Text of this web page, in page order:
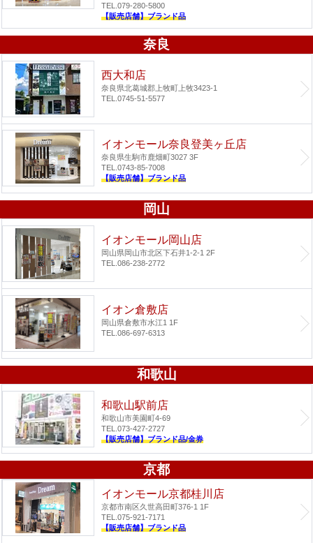
TEL.079-280-5800
【販売店舗】ブランド品
奈良
西大和店
奈良県北葛城郡上牧町上牧3423-1
TEL.0745-51-5577
イオンモール奈良登美ヶ丘店
奈良県生駒市鹿畑町3027 3F
TEL.0743-85-7008
【販売店舗】ブランド品
岡山
イオンモール岡山店
岡山県岡山市北区下石井1-2-1 2F
TEL.086-238-2772
イオン倉敷店
岡山県倉敷市水江1 1F
TEL.086-697-6313
和歌山
和歌山駅前店
和歌山市美園町4-69
TEL.073-427-2727
【販売店舗】ブランド品/金券
京都
イオンモール京都桂川店
京都市南区久世高田町376-1 1F
TEL.075-921-7171
【販売店舗】ブランド品